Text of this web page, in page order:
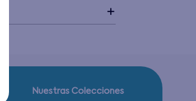
Nuestras Colecciones